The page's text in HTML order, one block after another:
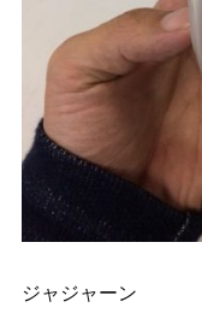
ジャジャーン